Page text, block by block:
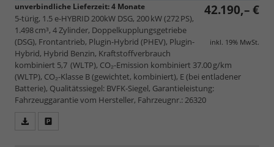
42.190,– €
inkl. 19% MwSt.
unverbindliche Lieferzeit:4 Monate
5-türig, 1.5 e-HYBRID 200kW DSG, 200 kW (272 PS),
1.498 cm³, 4 Zylinder, Doppelkupplungsgetriebe
(DSG), Frontantrieb, Plugin-Hybrid (PHEV), Plugin-
Hybrid, Hybrid Benzin, Kraftstoffverbrauch
kombiniert 5,7 (WLTP), CO₂-Emission kombiniert 37.00 g/km
(WLTP), CO₂-Klasse B (gewichtet, kombiniert), E (bei entladener
Batterie), Qualitätssiegel: BVFK-Siegel, Garantieleistung:
Fahrzeuggarantie vom Hersteller, Fahrzeugnr.: 26320